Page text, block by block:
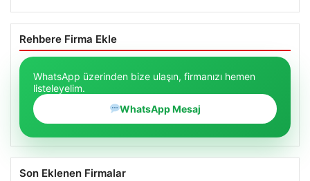
Rehbere Firma Ekle
WhatsApp üzerinden bize ulaşın, firmanızı hemen
listeleyelim.
WhatsApp Mesaj
Son Eklenen Firmalar